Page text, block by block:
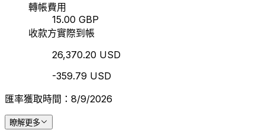
轉帳費用
15.00 GBP
收款方實際到帳
26,370.20 USD
-359.79 USD
匯率獲取時間：8/9/2026
瞭解更多